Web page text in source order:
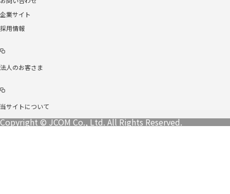
企業サイト
採用情報
法人のお客さま
当サイトについて
Copyright © JCOM Co., Ltd. All Rights Reserved.